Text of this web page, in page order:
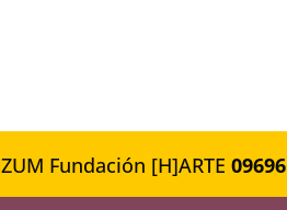
Fundación [H]ARTE 09696